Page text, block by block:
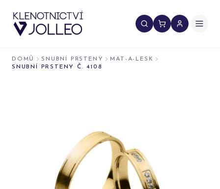
DOMŮ SNUBNÍ PRSTENY
MAT-A-LESK
SNUBNÍ PRSTENY Č. 4108